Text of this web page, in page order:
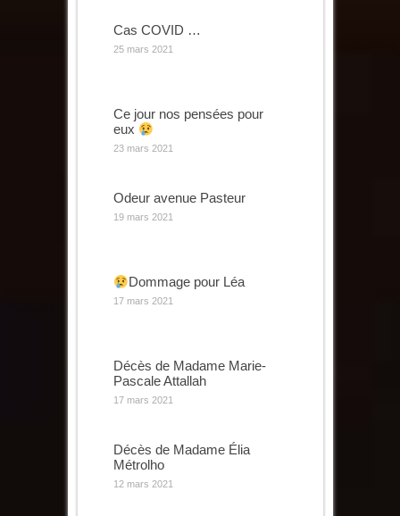
Cas COVID …
25 mars 2021
Ce jour nos pensées pour
eux
23 mars 2021
Odeur avenue Pasteur
19 mars 2021
Dommage pour Léa
17 mars 2021
Décès de Madame Marie-
Pascale Attallah
17 mars 2021
Décès de Madame Élia
Métrolho
12 mars 2021